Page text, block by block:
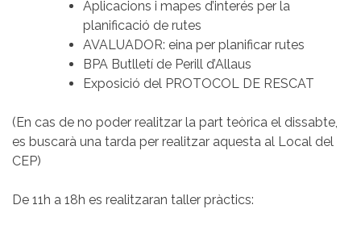
Aplicacions i mapes d’interés per la
planificació de rutes
AVALUADOR: eina per planificar rutes
BPA Butlletí de Perill d’Allaus
Exposició del PROTOCOL DE RESCAT
(En cas de no poder realitzar la part teòrica el dissabte,
es buscarà una tarda per realitzar aquesta al Local del
CEP)
De 11h a 18h es realitzaran taller pràctics: